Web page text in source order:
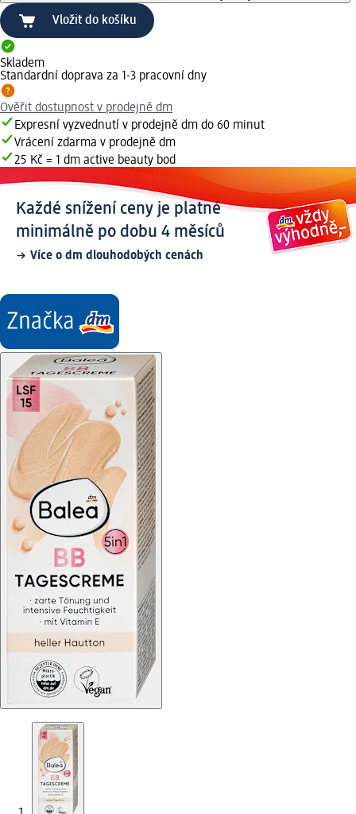
Vložit do košíku
Skladem
Standardní doprava za 1-3 pracovní dny
Ověřit dostupnost v prodejně dm
Expresní vyzvednutí v prodejně dm do 60 minut
Vrácení zdarma v prodejně dm
25 Kč = 1 dm active beauty bod
Každé snížení ceny je platné
minimálně po dobu 4 měsíců
Více o dm dlouhodobých cenách